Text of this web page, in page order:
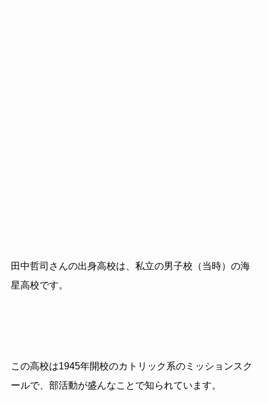
田中哲司さんの出身高校は、私立の男子校（当時）の海
星高校です。
この高校は1945年開校のカトリック系のミッションスク
ールで、部活動が盛んなことで知られています。